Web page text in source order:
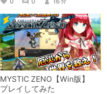
MYSTIC ZENO【Win版】
プレイしてみた